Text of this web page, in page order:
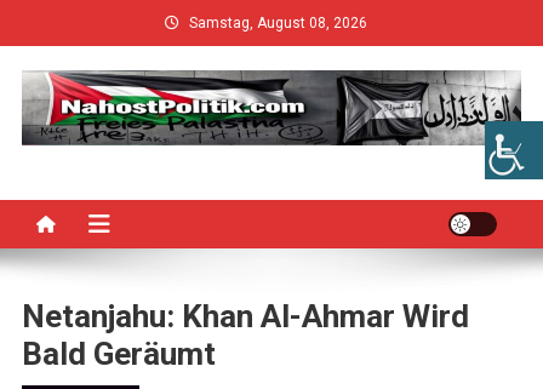
to
content
Samstag, August 08, 2026
Netanjahu: Khan Al-Ahmar Wird
Bald Geräumt